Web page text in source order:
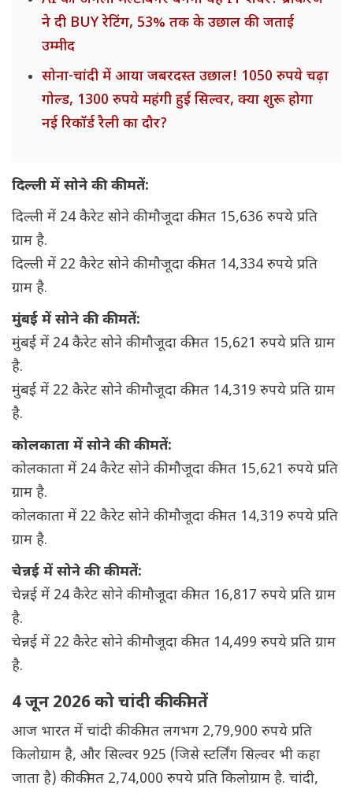
ने दी BUY रेटिंग, 53% तक के उछाल की जताई
उम्मीद
सोना-चांदी में आया जबरदस्त उछाल! 1050 रुपये चढ़ा
गोल्ड, 1300 रुपये महंगी हुई सिल्वर, क्या शुरू होगा
नई रिकॉर्ड रैली का दौर?
दिल्ली में सोने की कीमतें:
दिल्ली में 24 कैरेट सोने की मौजूदा कीमत 15,636 रुपये प्रति
ग्राम है.
दिल्ली में 22 कैरेट सोने की मौजूदा कीमत 14,334 रुपये प्रति
ग्राम है.
मुंबई में सोने की कीमतें:
मुंबई में 24 कैरेट सोने की मौजूदा कीमत 15,621 रुपये प्रति ग्राम
है.
मुंबई में 22 कैरेट सोने की मौजूदा कीमत 14,319 रुपये प्रति ग्राम
है.
कोलकाता में सोने की कीमतें:
कोलकाता में 24 कैरेट सोने की मौजूदा कीमत 15,621 रुपये प्रति
ग्राम है.
कोलकाता में 22 कैरेट सोने की मौजूदा कीमत 14,319 रुपये प्रति
ग्राम है.
चेन्नई में सोने की कीमतें:
चेन्नई में 24 कैरेट सोने की मौजूदा कीमत 16,817 रुपये प्रति ग्राम
है.
चेन्नई में 22 कैरेट सोने की मौजूदा कीमत 14,499 रुपये प्रति ग्राम
है.
4 जून 2026 को चांदी की कीमतें
आज भारत में चांदी की कीमत लगभग 2,79,900 रुपये प्रति
किलोग्राम है, और सिल्वर 925 (जिसे स्टर्लिंग सिल्वर भी कहा
जाता है) की कीमत 2,74,000 रुपये प्रति किलोग्राम है. चांदी,